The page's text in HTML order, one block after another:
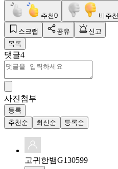
추천0 비추천
스크랩 공유
신고
목록
댓글4
사진첨부
등록
추천순
최신순 등록순
고귀한뱀G130599